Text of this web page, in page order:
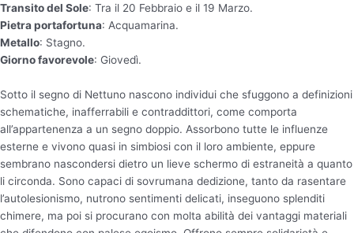
Transito del Sole: Tra il 20 Febbraio e il 19 Marzo.
Pietra portafortuna: Acquamarina.
Metallo: Stagno.
Giorno favorevole: Giovedì.
Sotto il segno di Nettuno nascono individui che sfuggono a definizioni
schematiche, inafferrabili e contraddittori, come comporta
all’appartenenza a un segno doppio. Assorbono tutte le influenze
esterne e vivono quasi in simbiosi con il loro ambiente, eppure
sembrano nascondersi dietro un lieve schermo di estraneità a quanto
li circonda. Sono capaci di sovrumana dedizione, tanto da rasentare
l’autolesionismo, nutrono sentimenti delicati, inseguono splenditi
chimere, ma poi si procurano con molta abilità dei vantaggi materiali